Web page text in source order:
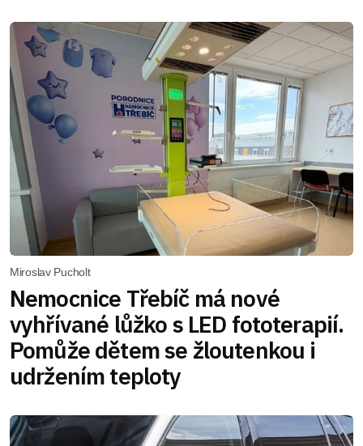
Miroslav Pucholt
Nemocnice Třebíč má nové
vyhřívané lůžko s LED fototerapií.
Pomůže dětem se žloutenkou i
udržením teploty